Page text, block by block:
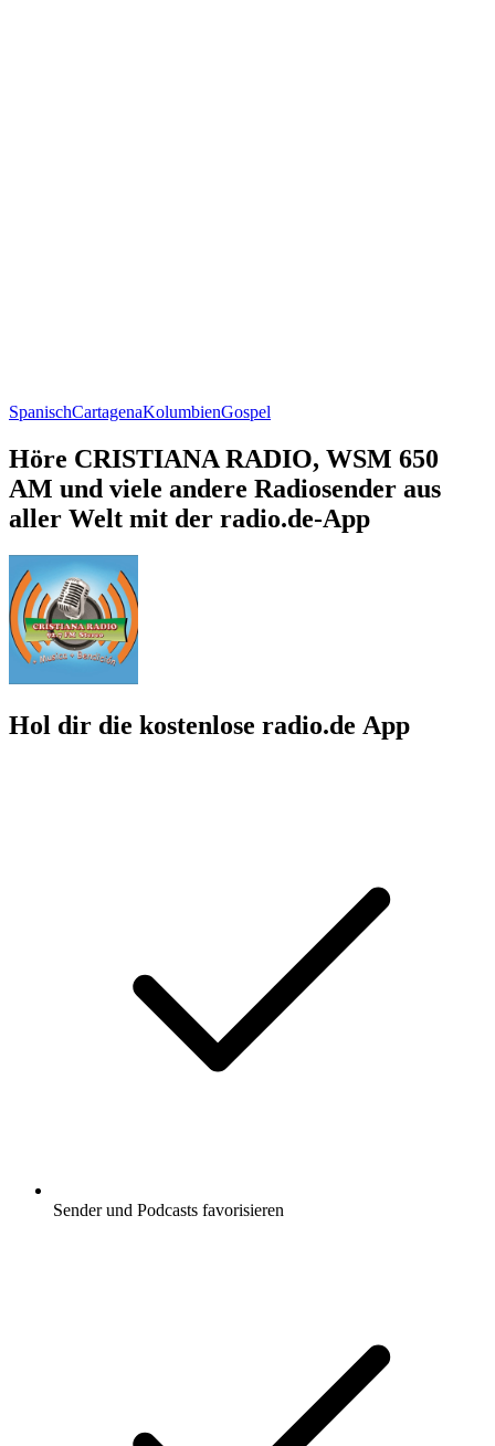
SpanischCartagenaKolumbienGospel
Höre CRISTIANA RADIO, WSM 650
AM und viele andere Radiosender aus
aller Welt mit der radio.de-App
Hol dir die kostenlose radio.de App
Sender und Podcasts favorisieren